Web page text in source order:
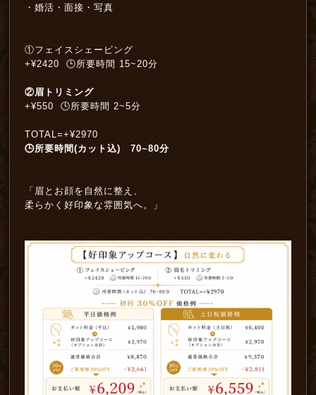
・婚活・面接・写真
①フェイスシェービング
+¥2420 🕒所要時間 15~20分
②眉トリミング
+¥550 🕒所要時間 2~5分
TOTAL=+¥2970
🕒所要時間(カット込) 70~80分
「眉とお顔を自然に整え、
柔らかく好印象な雰囲気へ。」